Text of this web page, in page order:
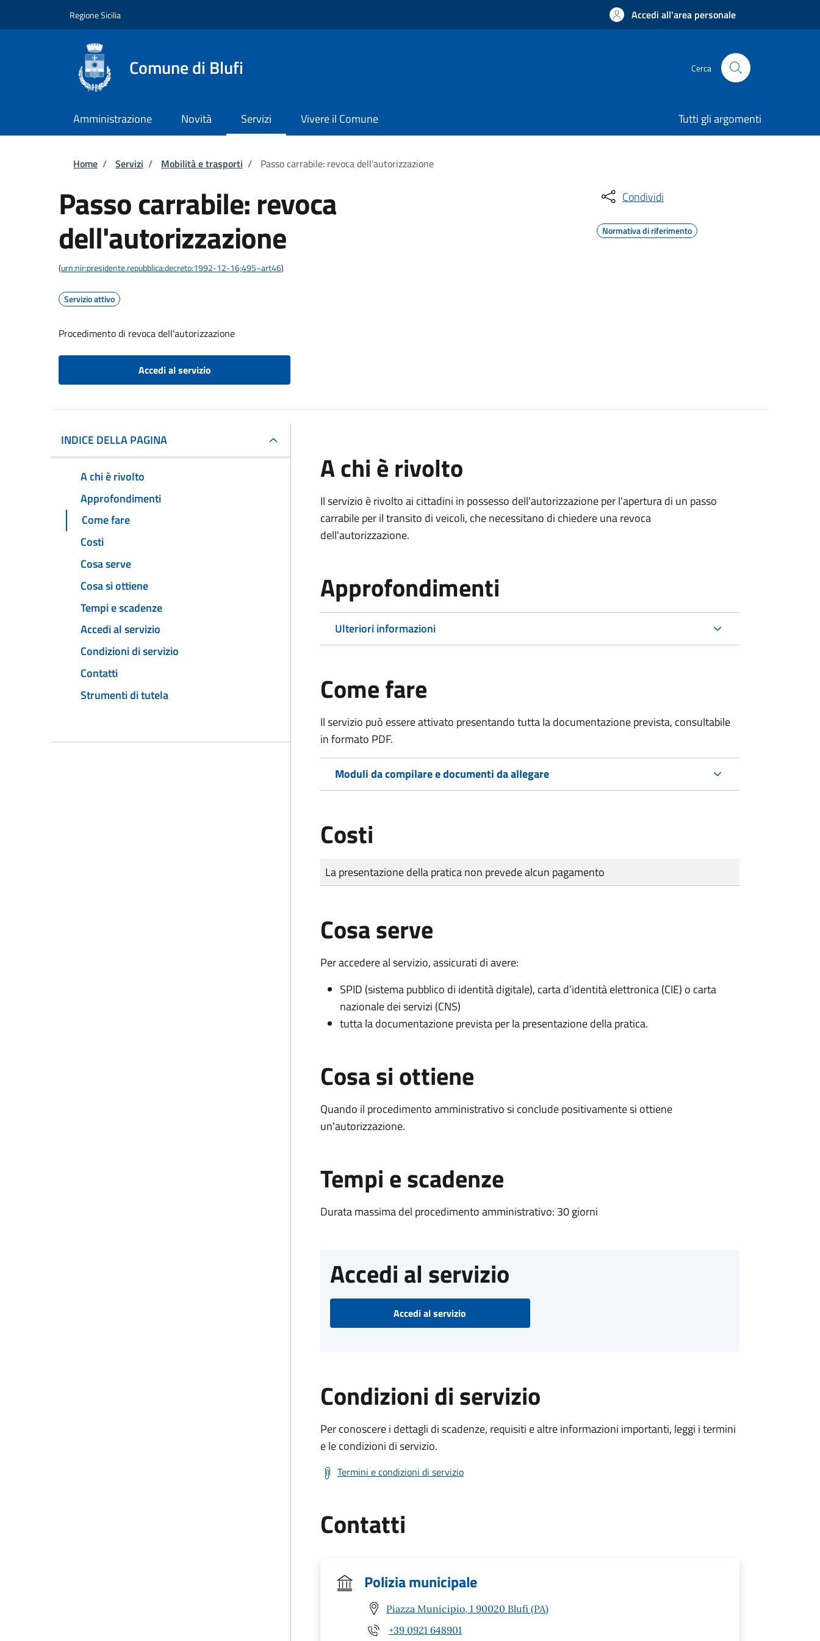
Regione Sicilia Accedi all'area personale
Comune di Blufi Cerca
Amministrazione Novità Servizi Vivere il Comune Tutti gli argomenti
Briciole di pane
Home / Servizi / Mobilità e trasporti / Passo carrabile: revoca dell'autorizzazione
Passo carrabile: revoca
dell'autorizzazione
(urn:nir:presidente.repubblica:decreto:1992-12-16;495~art46)
Servizio attivo
Procedimento di revoca dell'autorizzazione
Accedi al servizio
Condividi
Normativa di riferimento
INDICE DELLA PAGINA
A chi è rivolto
Approfondimenti
Come fare
Costi
Cosa serve
Cosa si ottiene
Tempi e scadenze
Accedi al servizio
Condizioni di servizio
Contatti
Strumenti di tutela
A chi è rivolto
Il servizio è rivolto ai cittadini in possesso dell'autorizzazione per l'apertura di un passo
carrabile per il transito di veicoli, che necessitano di chiedere una revoca
dell'autorizzazione.
Approfondimenti
Ulteriori informazioni
Come fare
Il servizio può essere attivato presentando tutta la documentazione prevista, consultabile
in formato PDF.
Moduli da compilare e documenti da allegare
Costi
Tipo di pagamento
Importo
La presentazione della pratica non prevede alcun pagamento
Cosa serve
Per accedere al servizio, assicurati di avere:
SPID (sistema pubblico di identità digitale), carta d’identità elettronica (CIE) o carta
nazionale dei servizi (CNS)
tutta la documentazione prevista per la presentazione della pratica.
Cosa si ottiene
Quando il procedimento amministrativo si conclude positivamente si ottiene
un'autorizzazione.
Tempi e scadenze
Durata massima del procedimento amministrativo: 30 giorni
Accedi al servizio
Accedi al servizio
Condizioni di servizio
Per conoscere i dettagli di scadenze, requisiti e altre informazioni importanti, leggi i termini
e le condizioni di servizio.
Termini e condizioni di servizio
Contatti
Polizia municipale
Piazza Municipio, 1 90020 Blufi (PA)
+39 0921 648901